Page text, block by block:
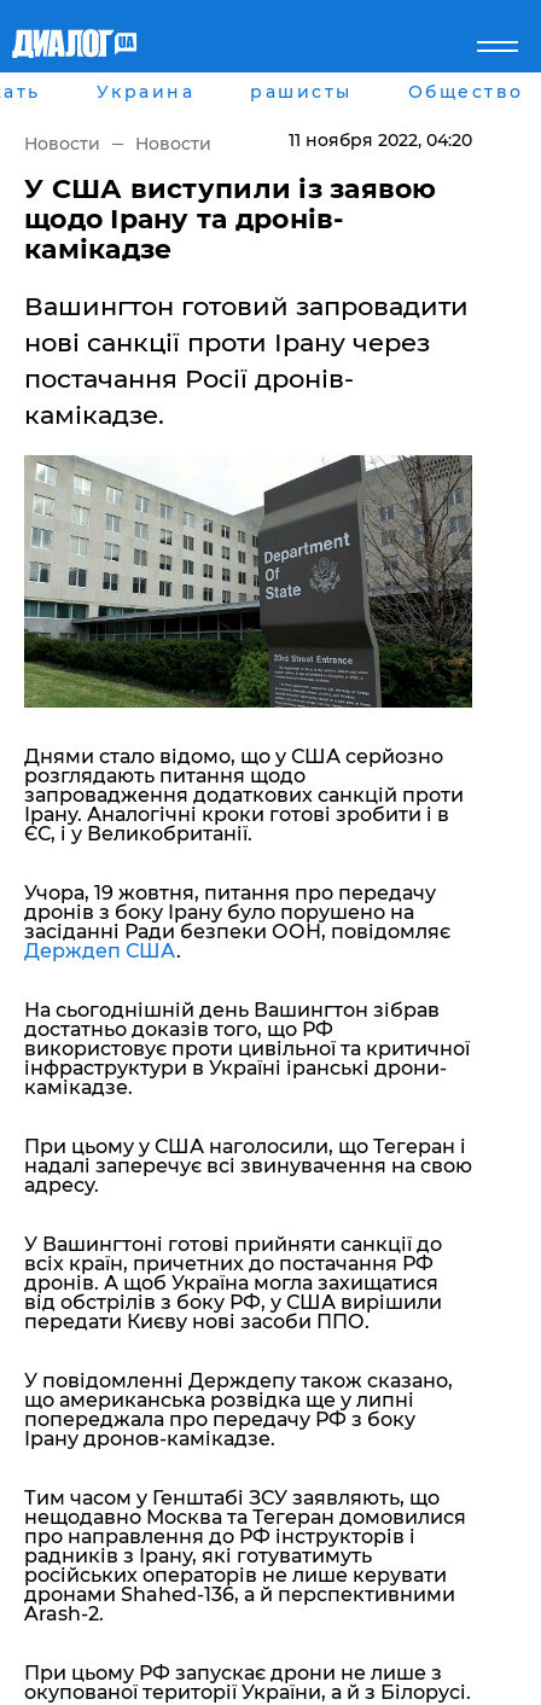
Главная
рассея
Мир
Беларусь
Военное обозрение
Наука и Техника
Мнение
Блоги
Пресса
Шоу-биз
Здоровье
Спорт
Культура
Города
Луганск
Киев
Харьков
Днепр
Война на Донбассе и в
Крыму
"ДНР"
"ЛНР"
Оккупация Крыма
Новости Крыма
Донбасс
Армия Украины
Лайф стайл
Здоровье
Помощь проекту
Стиль Диалога
Шоу-биз
Общество
Пресс-релизы
Пресс-релизы
Авторское
Мнение
Блоги
ИноСМИ
Украина рашисты Общество
Новости Новости 11 ноября 2022, 04:20
У США виступили із заявою
щодо Ірану та дронів-
камікадзе
Вашингтон готовий запровадити
нові санкції проти Ірану через
постачання Росії дронів-
камікадзе.
Днями стало відомо, що у США серйозно
розглядають питання щодо
запровадження додаткових санкцій проти
Ірану. Аналогічні кроки готові зробити і в
ЄС, і у Великобританії.
Учора, 19 жовтня, питання про передачу
дронів з боку Ірану було порушено на
засіданні Ради безпеки ООН, повідомляє
Держдеп США.
На сьогоднішній день Вашингтон зібрав
достатньо доказів того, що РФ
використовує проти цивільної та критичної
інфраструктури в Україні іранські дрони-
камікадзе.
При цьому у США наголосили, що Тегеран і
надалі заперечує всі звинувачення на свою
адресу.
У Вашингтоні готові прийняти санкції до
всіх країн, причетних до постачання РФ
дронів. А щоб Україна могла захищатися
від обстрілів з боку РФ, у США вирішили
передати Києву нові засоби ППО.
У повідомленні Держдепу також сказано,
що американська розвідка ще у липні
попереджала про передачу РФ з боку
Ірану дронов-камікадзе.
Тим часом у Генштабі ЗСУ заявляють, що
нещодавно Москва та Тегеран домовилися
про направлення до РФ інструкторів і
радників з Ірану, які готуватимуть
російських операторів не лише керувати
дронами Shahed-136, а й перспективними
Arash-2.
При цьому РФ запускає дрони не лише з
окупованої території України, а й з Білорусі.